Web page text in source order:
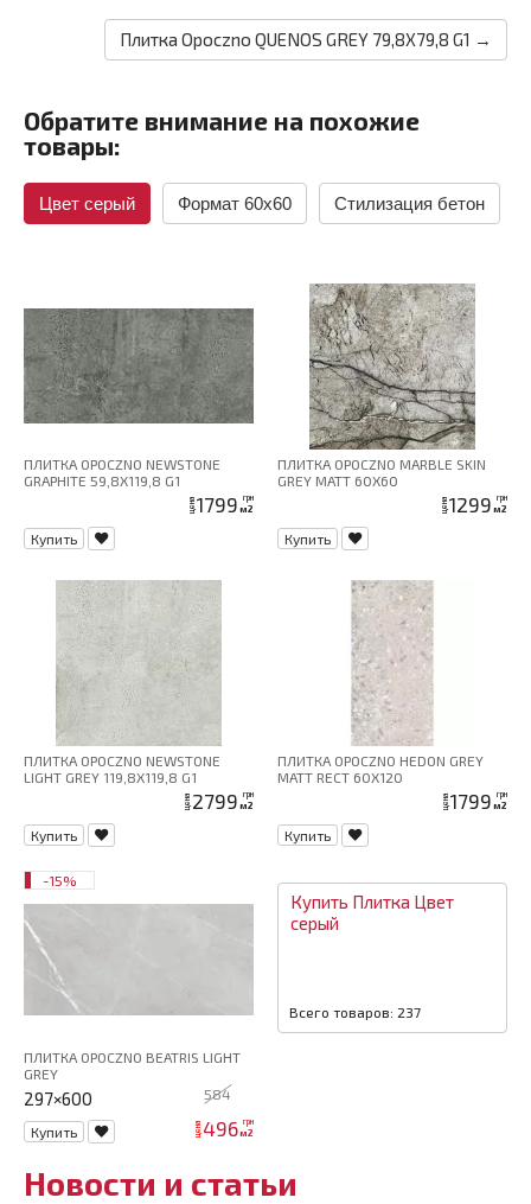
Плитка Opoczno QUENOS GREY 79,8X79,8 G1 →
Обратите внимание на похожие
товары:
Цвет серый Формат 60x60 Стилизация бетон
ПЛИТКА OPOCZNO NEWSTONE
GRAPHITE 59,8X119,8 G1
цена1799 грн
м2
Купить
ПЛИТКА OPOCZNO MARBLE SKIN
GREY MATT 60X60
цена1299 грн
м2
Купить
ПЛИТКА OPOCZNO NEWSTONE
LIGHT GREY 119,8X119,8 G1
цена 2799 грн
м2
Купить
ПЛИТКА OPOCZNO HEDON GREY
MATT RECT 60X120
цена1799 грн
м2
Купить
-15%
ПЛИТКА OPOCZNO BEATRIS LIGHT
GREY
297×600 584
Купить цена 496 грн
м2
Купить Плитка Цвет
серый
Всего товаров: 237
Новости и статьи